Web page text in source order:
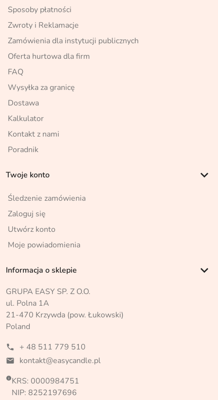
Sposoby płatności
Zwroty i Reklamacje
Zamówienia dla instytucji publicznych
Oferta hurtowa dla firm
FAQ
Wysyłka za granicę
Dostawa
Kalkulator
Kontakt z nami
Poradnik
Twoje konto keyboard_arrow_down
Śledzenie zamówienia
Zaloguj się
Utwórz konto
Moje powiadomienia
Informacja o sklepie keyboard_arrow_down
GRUPA EASY SP. Z O.O.
ul. Polna 1A
21-470 Krzywda (pow. Łukowski)
Poland
phone + 48 511 779 510
mail kontakt@easycandle.pl
KRS: 0000984751
NIP: 8252197696